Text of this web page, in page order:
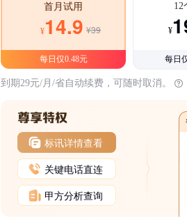
首月试用
¥14.9 ¥39
每日仅0.48元
12
¥
每日
到期29元/月/省自动续费，可随时取消。
标讯详情查看
关键电话直连
甲方分析查询